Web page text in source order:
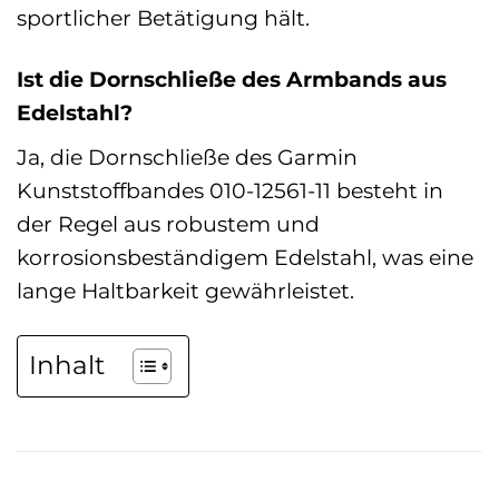
sportlicher Betätigung hält.
Ist die Dornschließe des Armbands aus
Edelstahl?
Ja, die Dornschließe des Garmin
Kunststoffbandes 010-12561-11 besteht in
der Regel aus robustem und
korrosionsbeständigem Edelstahl, was eine
lange Haltbarkeit gewährleistet.
Inhalt